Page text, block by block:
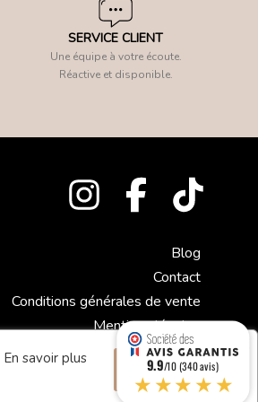
SERVICE CLIENT
Une équipe à votre écoute.
Réactive et disponible.
Blog
Contact
Conditions générales de vente
Mentions légales
En savoir plus Accepter
9.9/10 (340 avis)
★★★★★